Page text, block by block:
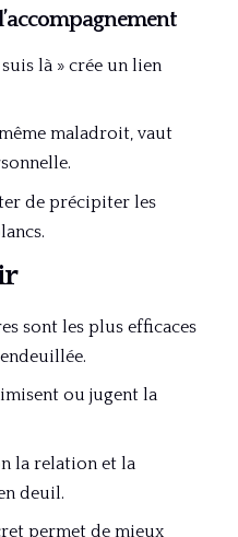
là » crée un lien
maladroit, vaut
de précipiter les
sont les plus efficaces
ou jugent la
la relation et la
deuil.
permet de mieux